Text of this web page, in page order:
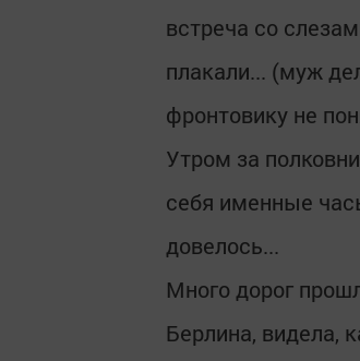
встреча со
плакали... (муж
фронтовику не
Утром за
себя именные
довелось...
Много дорог
Берлина, видела,